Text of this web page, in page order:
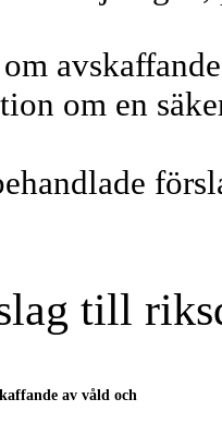
om en
till
av våld och